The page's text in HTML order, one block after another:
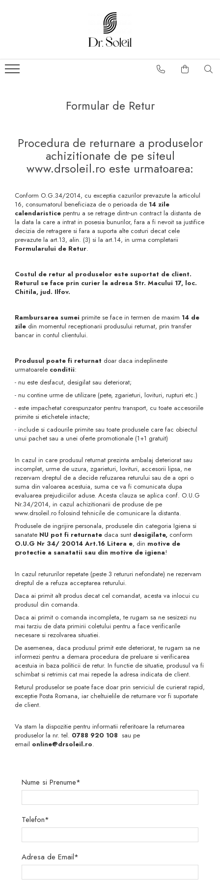
Formular de Retur
Procedura de returnare a produselor
achizitionate de pe siteul
www.drsoleil.ro este urmatoarea:
Conform O.G.34/2014, cu exceptia cazurilor prevazute la articolul
16, consumatorul beneficiaza de o perioada de 14 zile
calendaristice pentru a se retrage dintr-un contract la distanta de
la data la care a intrat in posesia bunurilor, fara a fi nevoit sa justifice
decizia de retragere si fara a suporta alte costuri decat cele
prevazute la art.13, alin. (3) si la art.14, in urma completarii
Formularului de Retur.
Costul de retur al produselor este suportat de client.
Returul se face prin curier la adresa Str. Macului 17, loc.
Chitila, jud. Ilfov.
Rambursarea sumei primite se face in termen de maxim 14 de
zile din momentul receptionarii produsului returnat, prin transfer
bancar in contul clientului.
Produsul poate fi returnat doar daca indeplineste
urmatoarele conditii:
- nu este desfacut, desigilat sau deteriorat;
- nu contine urme de utilizare (pete, zgarieturi, lovituri, rupturi etc.)
- este impachetat corespunzator pentru transport, cu toate accesoriile
primite si etichetele intacte;
- include si cadourile primite sau toate produsele care fac obiectul
unui pachet sau a unei oferte promotionale (1+1 gratuit)
In cazul in care produsul returnat prezinta ambalaj deteriorat sau
incomplet, urme de uzura, zgarieturi, lovituri, accesorii lipsa, ne
rezervam dreptul de a decide refuzarea returului sau de a opri o
suma din valoarea acestuia, suma ce va fi comunicata dupa
evaluarea prejudiciilor aduse. Acesta clauza se aplica conf. O.U.G
Nr.34/2014, in cazul achizitionarii de produse de pe
www.drsoleil.ro folosind tehnicile de comunicare la distanta.
Produsele de ingrijire personala, produsele din categoria Igiena si
sanatate NU pot fi returnate daca sunt desigilate, conform
O.U.G Nr 34/ 20014 Art.16 Litera e, din motive de
protectie a sanatatii sau din motive de igiena!
In cazul retururilor repetate (peste 3 retururi nefondate) ne rezervam
dreptul de a refuza acceptarea returului.
Daca ai primit alt produs decat cel comandat, acesta va inlocui cu
produsul din comanda.
Daca ai primit o comanda incompleta, te rugam sa ne sesizezi nu
mai tarziu de data primirii coletului pentru a face verificarile
necesare si rezolvarea situatiei.
De asemenea, daca produsul primit este deteriorat, te rugam sa ne
informezi pentru a demara procedura de preluare si verificarea
acestuia in baza politicii de retur. In functie de situatie, produsul va fi
schimbat si retrimis cat mai repede la adresa indicata de client.
Returul produselor se poate face doar prin serviciul de curierat rapid,
exceptie Posta Romana, iar cheltuielile de returnare vor fi suportate
de client.
Va stam la dispozitie pentru informatii referitoare la returnarea
produselor la nr. tel. 0788 920 108 sau pe
email online@drsoleil.ro.
Nume si Prenume*
Telefon*
Adresa de Email*